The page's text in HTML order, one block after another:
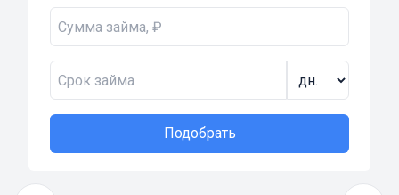
Подобрать